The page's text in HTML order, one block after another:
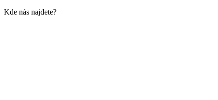
Kde nás najdete?